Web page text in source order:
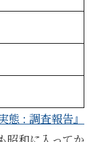
態 : 調査報告』